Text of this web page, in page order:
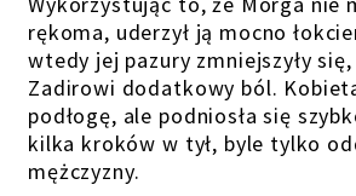
rękoma, uderzył ją mocno
wtedy jej pazury zmniejszyły
Zadirowi dodatkowy ból.
podłogę, ale podniosła się
kilka kroków w tył, byle tylko
mężczyzny.